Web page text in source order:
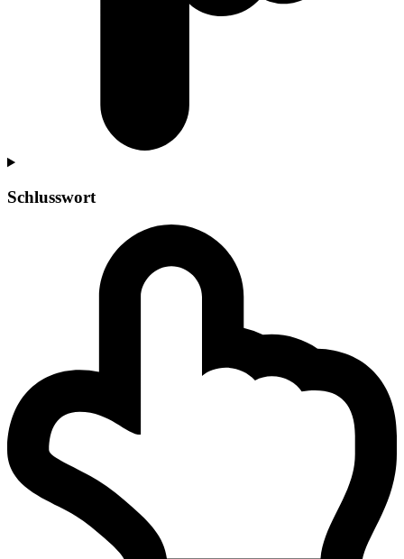
Schlusswort